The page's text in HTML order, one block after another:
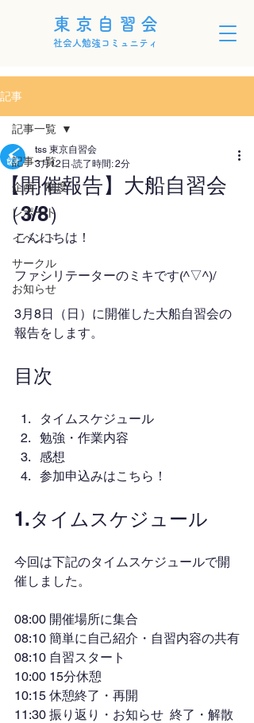
東京自習会
社会人勉強コミュニティ
記事
記事一覧
企画・制度
レポート
イベント
サークル
お知らせ
記事一覧
【開催報告】大船自習会
（3/8）
tss 東京自習会
3月12日 読了時間: 2分
こんにちは！
ファシリテーターのミキです(^▽^)/
3月8日（日）に開催した大船自習会の
報告をします。
目次
タイムスケジュール
勉強・作業内容
感想
参加申込みはこちら！
1.タイムスケジュール
今回は下記のタイムスケジュールで開
催しました。
08:00 開催場所に集合
08:10 簡単に自己紹介・自習内容の共有
08:10 自習スタート
10:00 15分休憩
10:15 休憩終了・再開
11:30 振り返り・お知らせ  終了・解散